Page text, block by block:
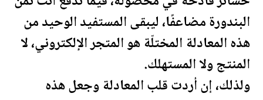
البندورة مضاعفًا، ليبقى المستفيد الوحيد من
هذه المعادلة المختلّة هو المتجر الإلكتروني، لا
المنتج ولا المستهلك.
ولذلك، إن أردت قلب المعادلة وجعل هذه